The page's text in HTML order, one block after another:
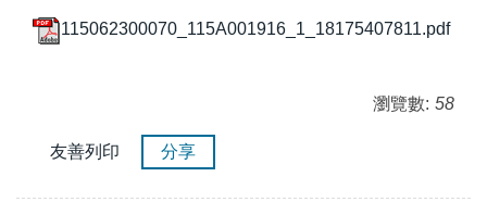
115062300070_115A001916_1_18175407811.pdf
瀏覽數: 58
友善列印 分享